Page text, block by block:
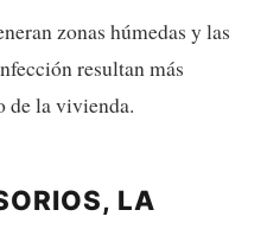
zonas húmedas y las
resultan más
de la vivienda.
LA